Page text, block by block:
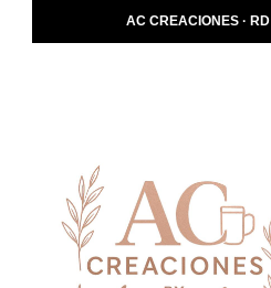
AC CREACIONES · RD